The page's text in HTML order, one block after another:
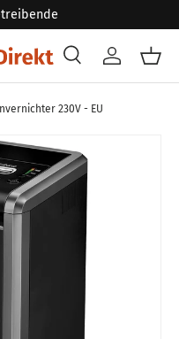
SucheKonto
230V - EU